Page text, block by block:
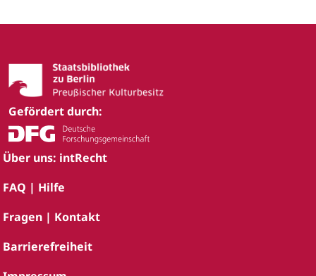
Gefördert durch:
Über uns: intRecht
FAQ | Hilfe
Fragen | Kontakt
Barrierefreiheit